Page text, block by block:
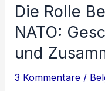
Schlössern
bis
Breakfasts
Die Rolle
NATO:
und
3 Kommentare /